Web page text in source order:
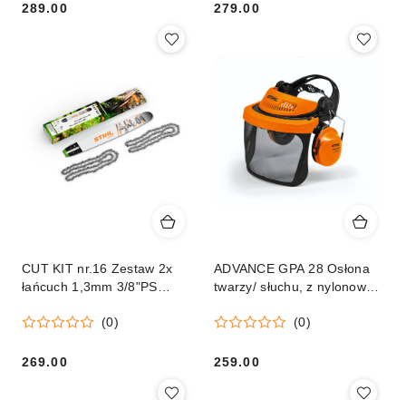
289.00 279.00
CUT KIT nr.16 Zestaw 2x
łańcuch 1,3mm 3/8"PS
(0)
Cena:
269.00
ADVANCE GPA 28 Osłona
twarzy/ słuchu, z nylonowym
(0)
Cena:
259.00